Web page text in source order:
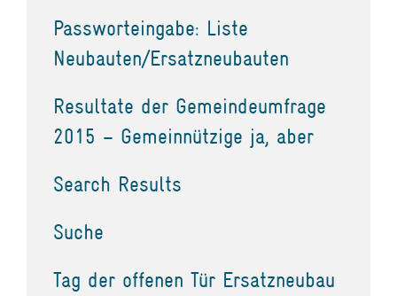
Passworteingabe: Liste
Neubauten/Ersatzneubauten
Resultate der Gemeindeumfrage
2015 – Gemeinnützige ja, aber
Search Results
Suche
Tag der offenen Tür Ersatzneubau